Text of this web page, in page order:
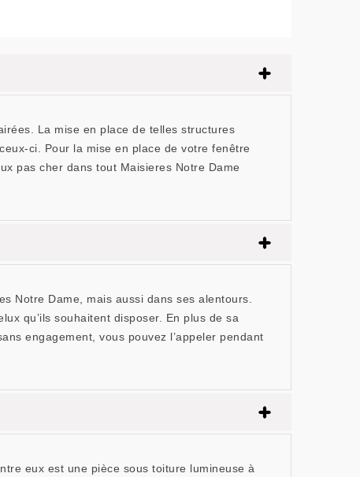
La mise en place de telles structures
ci. Pour la mise en place de votre fenêtre
pas cher dans tout Maisieres Notre Dame
Notre Dame, mais aussi dans ses alentours.
qu’ils souhaitent disposer. En plus de sa
engagement, vous pouvez l’appeler pendant
eux est une pièce sous toiture lumineuse à